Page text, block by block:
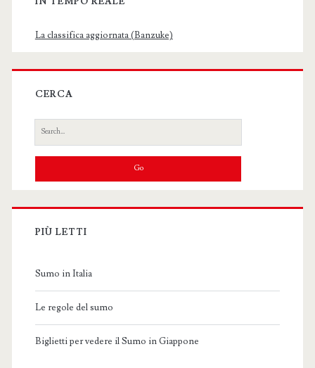
La classifica aggiornata (Banzuke)
CERCA
Search
for:
PIÙ LETTI
Sumo in Italia
Le regole del sumo
Biglietti per vedere il Sumo in Giappone